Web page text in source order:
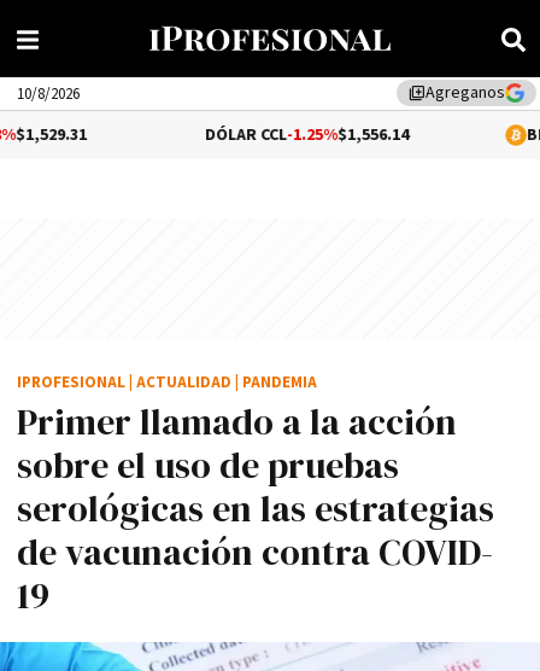
library_addAgreganos
10/8/2026
-1.25%$1,556.14
Primer llamado a la acción
sobre el uso de pruebas
serológicas en las estrategias
de vacunación contra COVID-
19
IPROFESIONAL ACTUALIDAD PANDEMIA